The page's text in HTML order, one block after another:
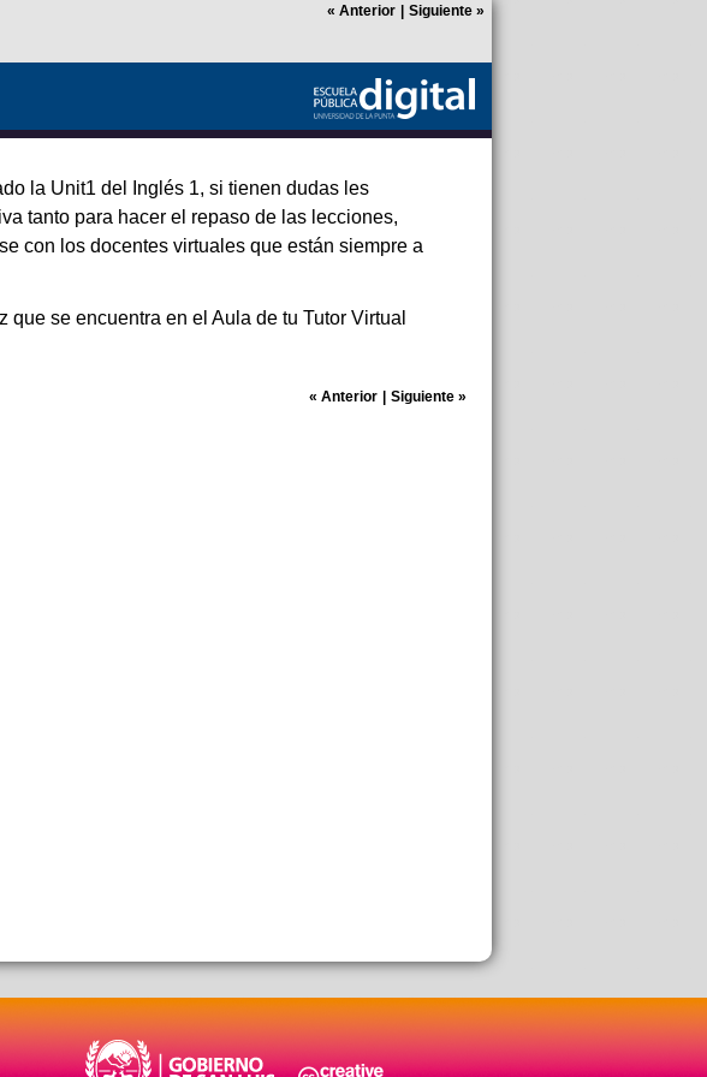
« Anterior Siguiente»
la Unit1 del Inglés 1, si tienen dudas les
tanto para hacer el repaso de las lecciones,
con los docentes virtuales que están siempre a
se encuentra en el Aula de tu Tutor Virtual
« Anterior Siguiente»